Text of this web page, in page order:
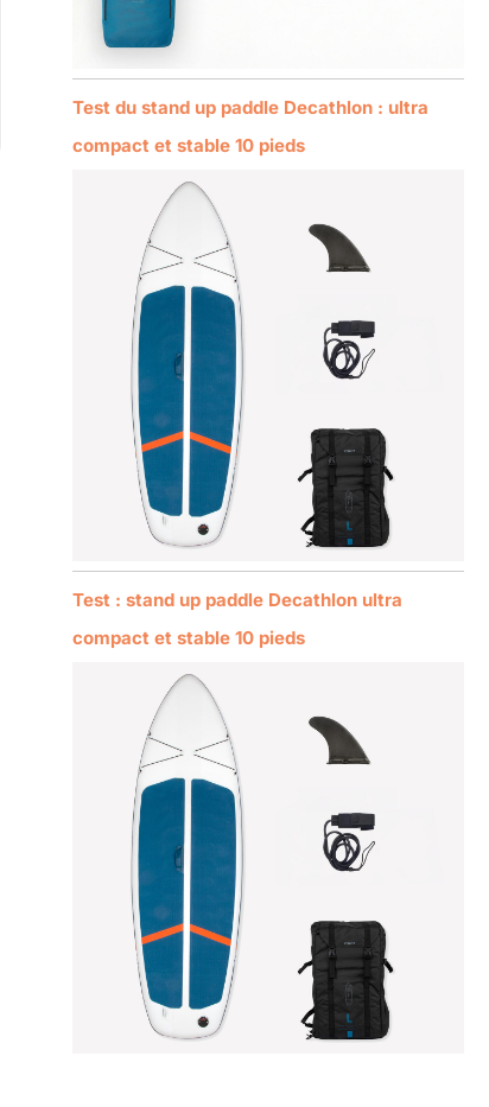
Test du stand up paddle Decathlon : ultra
compact et stable 10 pieds
Test : stand up paddle Decathlon ultra
compact et stable 10 pieds